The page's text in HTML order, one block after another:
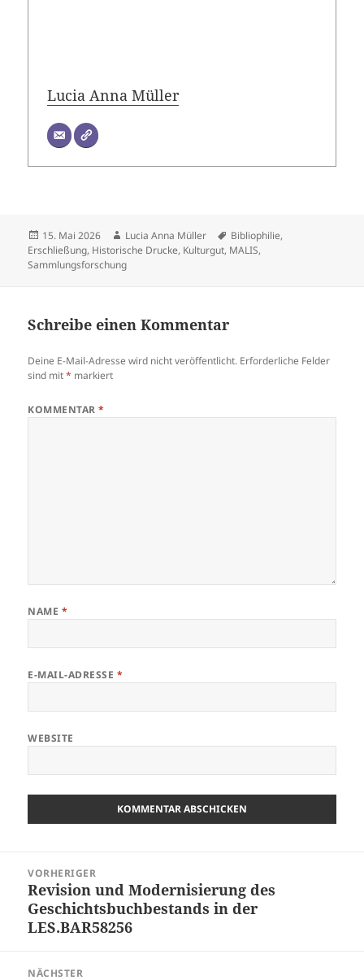
Lucia Anna Müller
Veröffentlicht
am
15. Mai 2026 Autor
Lucia Anna Müller Schlagwörter
Bibliophilie,
Erschließung, Historische Drucke, Kulturgut, MALIS,
Sammlungsforschung
Schreibe einen Kommentar
Deine E-Mail-Adresse wird nicht veröffentlicht. Erforderliche Felder
sind mit* markiert
KOMMENTAR*
NAME *
E-MAIL-ADRESSE *
WEBSITE
VORHERIGER
Vorheriger
Beitrag:
Revision und Modernisierung des
Geschichtsbuchbestands in der
LES.BAR58256
NÄCHSTER